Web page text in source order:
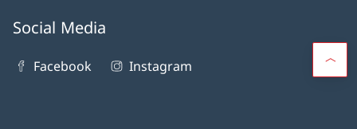
Social Media
Facebook Instagram